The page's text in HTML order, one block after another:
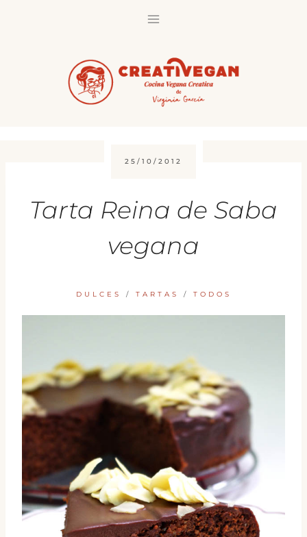
25/10/2012
Tarta Reina de Saba
vegana
DULCES / TARTAS / TODOS